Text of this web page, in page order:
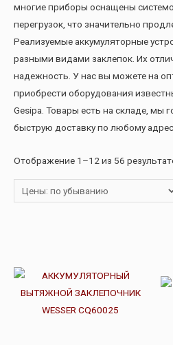
многие приборы оснащены
перегрузок, что значительно
Реализуемые аккумуляторные
разными видами заклепок. Их
надежность. У нас вы можете на
приобрести оборудования
Gesipa. Товары есть на складе, мы
быструю доставку по любому
Отображение 1–12 из 56